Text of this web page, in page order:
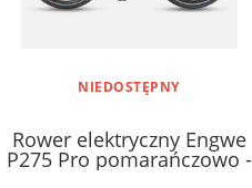
NIEDOSTĘPNY
Rower elektryczny Engwe
P275 Pro pomarańczowo -